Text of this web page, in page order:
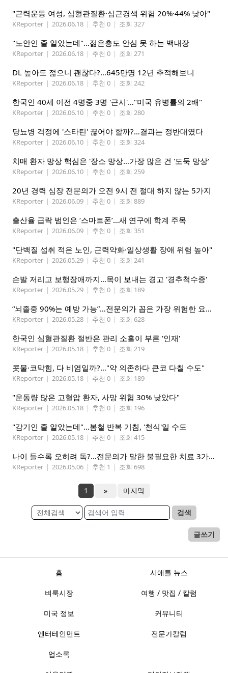
"근력운동 여성, 심혈관질환·심근경색 위험 20%·44% 낮아"
KReporter | 2026.06.18 | 추천 0 | 조회 327
"노안인 줄 알았는데"…젊은층도 안심 못 하는 백내장
KReporter | 2026.06.18 | 추천 0 | 조회 271
DL 높아도 젊으니 괜찮다?…645만명 12년 추적해보니
KReporter | 2026.06.18 | 추천 0 | 조회 242
한국인 40세 이전 4명중 3명 '근시'…"미국 유병률의 2배"
KReporter | 2026.06.10 | 추천 0 | 조회 280
당뇨병 걱정에 '스타틴' 끊어야 할까?…결과는 정반대였다
KReporter | 2026.06.10 | 추천 0 | 조회 324
치매 환자 망상 핵심은 '장소 망상…가장 많은 건 '도둑 망상'
KReporter | 2026.06.10 | 추천 0 | 조회 259
20년 경력 심장 전문의가 오전 9시 전 절대 하지 않는 5가지
KReporter | 2026.06.09 | 추천 0 | 조회 889
출산율 급락 범인은 ‘스마트폰’…새 연구에 학계 주목
KReporter | 2026.06.09 | 추천 0 | 조회 351
"단백질 섭취 적은 노인, 근력약화·일상생활 장애 위험 높아"
KReporter | 2026.05.29 | 추천 0 | 조회 241
손발 저리고 보행장애까지…목이 보내는 경고 '경추척수증'
KReporter | 2026.05.29 | 추천 0 | 조회 189
“뇌졸중 90%는 예방 가능”…전문의가 꼽은 가장 위험한 요인은
KReporter | 2026.05.28 | 추천 0 | 조회 628
한국인 심혈관질환 절반은 관리 소홀이 부른 '인재'
KReporter | 2026.05.18 | 추천 0 | 조회 219
콧물·코막힘, 다 비염일까?…"약 의존하다 큰코 다칠 수도"
KReporter | 2026.05.18 | 추천 0 | 조회 189
"운동량 많은 고혈압 환자, 사망 위험 30% 낮았다"
KReporter | 2026.05.18 | 추천 0 | 조회 196
"감기인 줄 알았는데"…봄철 반복 기침, '천식'일 수도
KReporter | 2026.05.18 | 추천 0 | 조회 415
나이 들수록 오히려 독?…전문의가 말한 불필요한 치료 3가지
KReporter | 2026.05.06 | 추천 1 | 조회 698
1 » 마지막
검색
글쓰기
홈 시애틀 뉴스
벼룩시장 여행 / 맛집 / 칼럼
미국 정보 커뮤니티
엔터테인먼트 전문가칼럼
업소록